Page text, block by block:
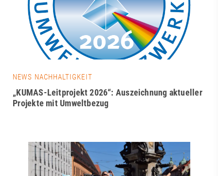
NEWS NACHHALTIGKEIT
„KUMAS-Leitprojekt 2026“: Auszeichnung aktueller
Projekte mit Umweltbezug